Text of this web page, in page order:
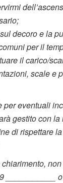
decoro e la
per il
il carico/
scale e
per eventuali
gestito con la
di rispettare
___________